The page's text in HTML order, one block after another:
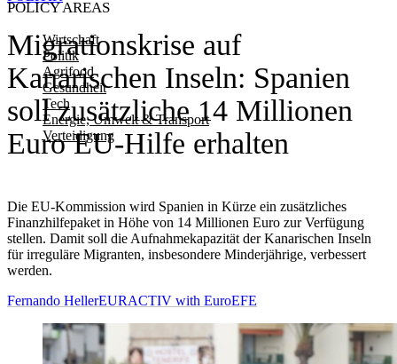
POLICY AREAS
Wirtschaft
Politik
Agrifood
Gesundheit
Tech
Energie, Umwelt & Transport
Verteidigung
Migrationskrise auf
Kanarischen Inseln: Spanien
soll zusätzliche 14 Millionen
Euro EU-Hilfe erhalten
Die EU-Kommission wird Spanien in Kürze ein zusätzliches
Finanzhilfepaket in Höhe von 14 Millionen Euro zur Verfügung
stellen. Damit soll die Aufnahmekapazität der Kanarischen Inseln
für irreguläre Migranten, insbesondere Minderjährige, verbessert
werden.
Fernando HellerEURACTIV with EuroEFE